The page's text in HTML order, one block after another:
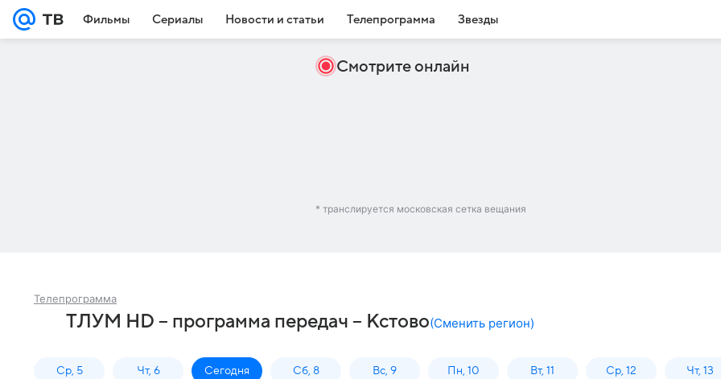
Фильмы Сериалы Новости и статьи Телепрограмма Звезды
Смотрите онлайн
* транслируется московская сетка вещания
Телепрограмма
ТЛУМ HD – программа передач – Кстово(Сменить регион)
Ср, 5 Чт, 6 Сегодня Сб, 8 Вс, 9 Пн, 10 Вт, 11 Ср, 12 Чт, 13